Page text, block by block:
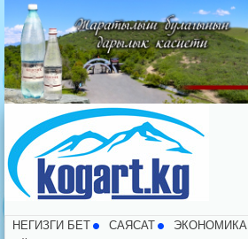
НЕГИЗГИ БЕТ CАЯСАТ ЭКОНОМИКА